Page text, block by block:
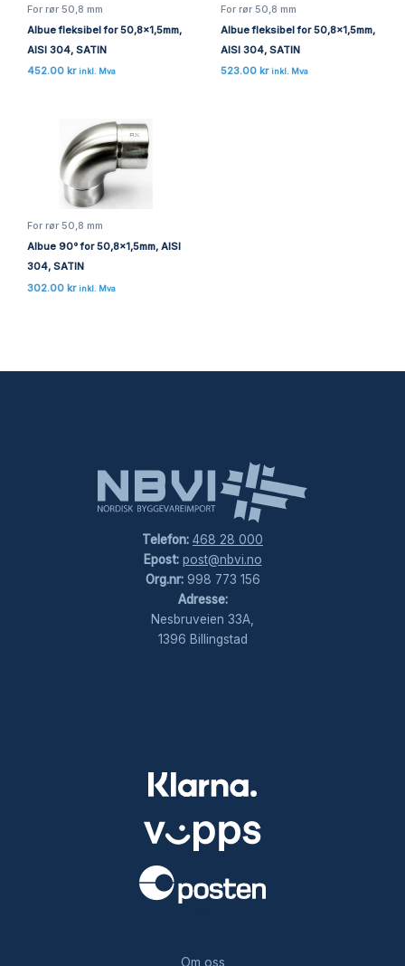
For rør 50,8 mm
Albue fleksibel for 50,8×1,5mm,
AISI 304, SATIN
452.00 kr inkl. Mva
For rør 50,8 mm
Albue fleksibel for 50,8×1,5mm,
AISI 304, SATIN
523.00 kr inkl. Mva
For rør 50,8 mm
Albue 90° for 50,8×1,5mm, AISI
304, SATIN
302.00 kr inkl. Mva
Telefon: 468 28 000
Epost: post@nbvi.no
Org.nr:998 773 156
Adresse:
Nesbruveien 33A,
1396 Billingstad
Om oss